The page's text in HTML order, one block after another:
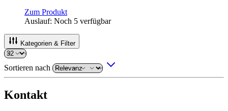
Zum Produkt
Auslauf: Noch 5 verfügbar
Kategorien & Filter
Sortieren nach
Kontakt